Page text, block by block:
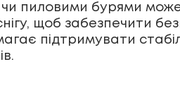
чи пиловими бурями
щоб забезпечити
підтримувати